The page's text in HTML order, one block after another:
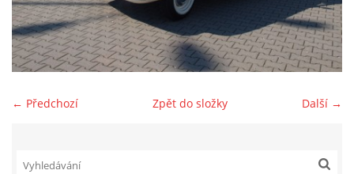
Old Fiat Club historie
← Předchozí Další →
Zpět do složky